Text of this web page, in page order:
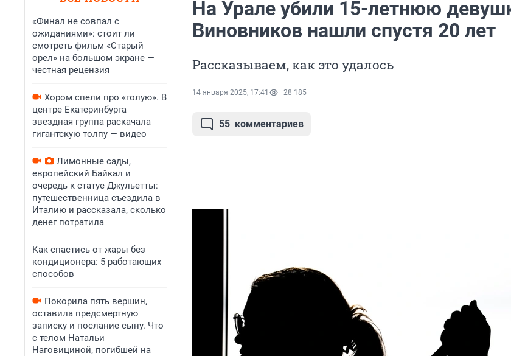
«Финал не совпал с
ожиданиями»: стоит ли
смотреть фильм «Старый
орел» на большом экране —
честная рецензия
Хором спели про «голую». В
центре Екатеринбурга
звездная группа раскачала
гигантскую толпу — видео
Лимонные сады,
европейский Байкал и
очередь к статуе Джульетты:
путешественница съездила в
Италию и рассказала, сколько
денег потратила
Как спастись от жары без
кондиционера: 5 работающих
способов
Покорила пять вершин,
оставила предсмертную
записку и послание сыну. Что
с телом Натальи
Наговициной, погибшей на
На Урале убили 15-летнюю
Виновников нашли спустя 20 лет
Рассказываем, как это удалось
14 января 2025, 17:41 28 185
55 комментариев